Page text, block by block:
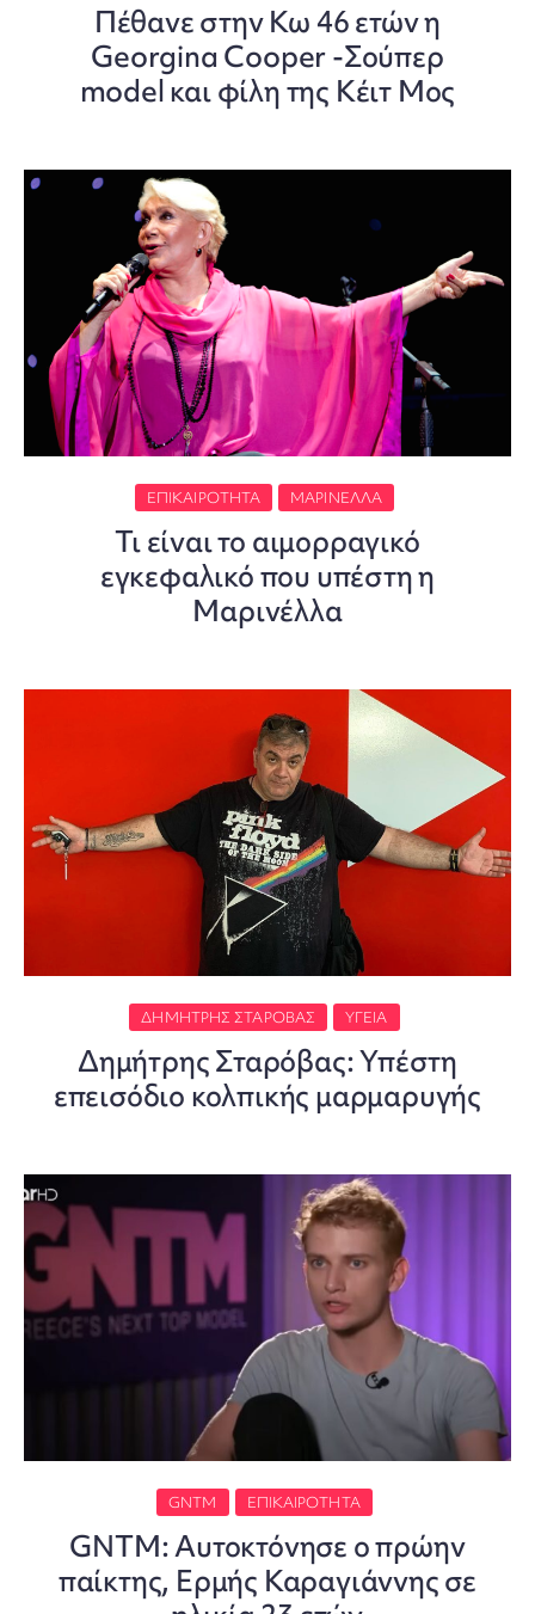
Πέθανε στην Κω 46 ετών η
Georgina Cooper -Σούπερ
model και φίλη της Κέιτ Μος
ΕΠΙΚΑΙΡΌΤΗΤΑ ΜΑΡΙΝΈΛΛΑ
Τι είναι το αιμορραγικό
εγκεφαλικό που υπέστη η
Μαρινέλλα
ΔΗΜΉΤΡΗΣ ΣΤΑΡΌΒΑΣ ΥΓΕΊΑ
Δημήτρης Σταρόβας: Υπέστη
επεισόδιο κολπικής μαρμαρυγής
GNTM ΕΠΙΚΑΙΡΌΤΗΤΑ
GNTM: Αυτοκτόνησε ο πρώην
παίκτης, Ερμής Καραγιάννης σε